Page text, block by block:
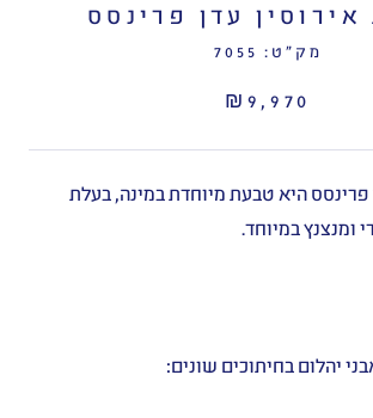
עדן פרינסס
מק"ט: 7055
₪9,970
פרינסס היא טבעת מיוחדתבמינה, בעלת
ומנצנץבמיוחד.
יהלום בחיתוכים שונים: